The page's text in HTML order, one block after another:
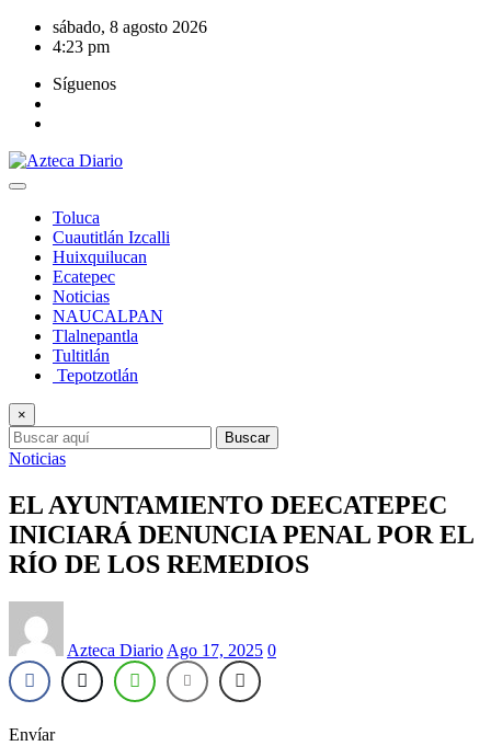
Saltar
sábado, 8 agosto 2026
4:23 pm
Síguenos
Toluca
Cuautitlán Izcalli
Huixquilucan
Ecatepec
Noticias
NAUCALPAN
Tlalnepantla
Tultitlán
Tepotzotlán
×
Buscar
Noticias
EL AYUNTAMIENTO DEECATEPEC
INICIARÁ DENUNCIA PENAL POR EL
RÍO DE LOS REMEDIOS
Azteca Diario Ago 17, 2025 0
Envíar